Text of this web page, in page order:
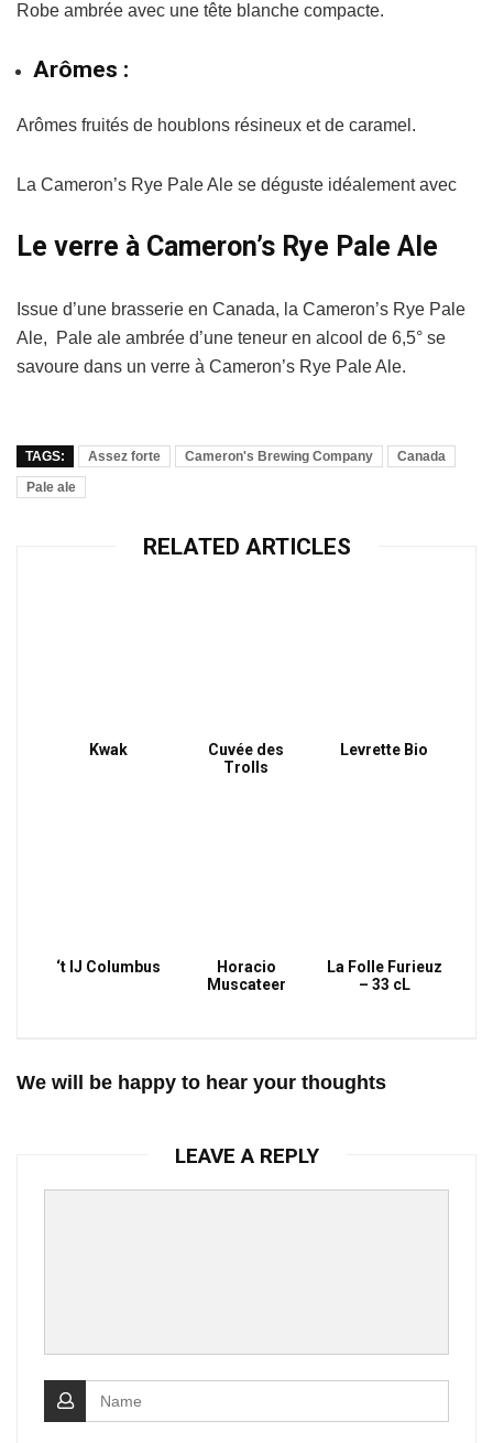
Robe ambrée avec une tête blanche compacte.
Arômes :
Arômes fruités de houblons résineux et de caramel.
La Cameron’s Rye Pale Ale se déguste idéalement avec
Le verre à Cameron’s Rye Pale Ale
Issue d’une brasserie en Canada, la Cameron’s Rye Pale
Ale, Pale ale ambrée d’une teneur en alcool de 6,5° se
savoure dans un verre à Cameron’s Rye Pale Ale.
TAGS: Assez forte Cameron's Brewing Company
Canada
Pale ale
RELATED ARTICLES
Kwak
Cuvée des
Trolls
Levrette Bio
‘t IJ Columbus
Horacio
Muscateer
La Folle Furieuz
– 33 cL
We will be happy to hear your thoughts
LEAVE A REPLY